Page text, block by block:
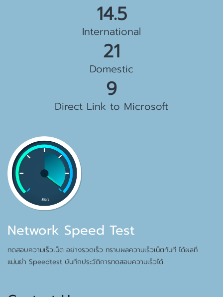
15.5 Gbps
International
23 Gbps
Domestic
10 Gbps
Direct Link to Microsoft
Network Speed Test
ทดสอบความเร็วเน็ต อย่างรวดเร็ว ทราบผลความเร็วเน็ตทันที ได้ผลที่
แม่นยำ Speedtest บันทึกประวัติการทดสอบความเร็วได้